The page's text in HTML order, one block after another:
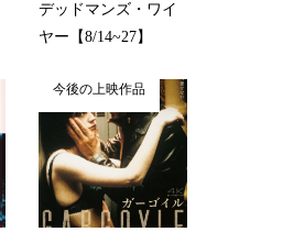
デッドマンズ・ワイ
ヤー【8/14~27】
今後の上映作品